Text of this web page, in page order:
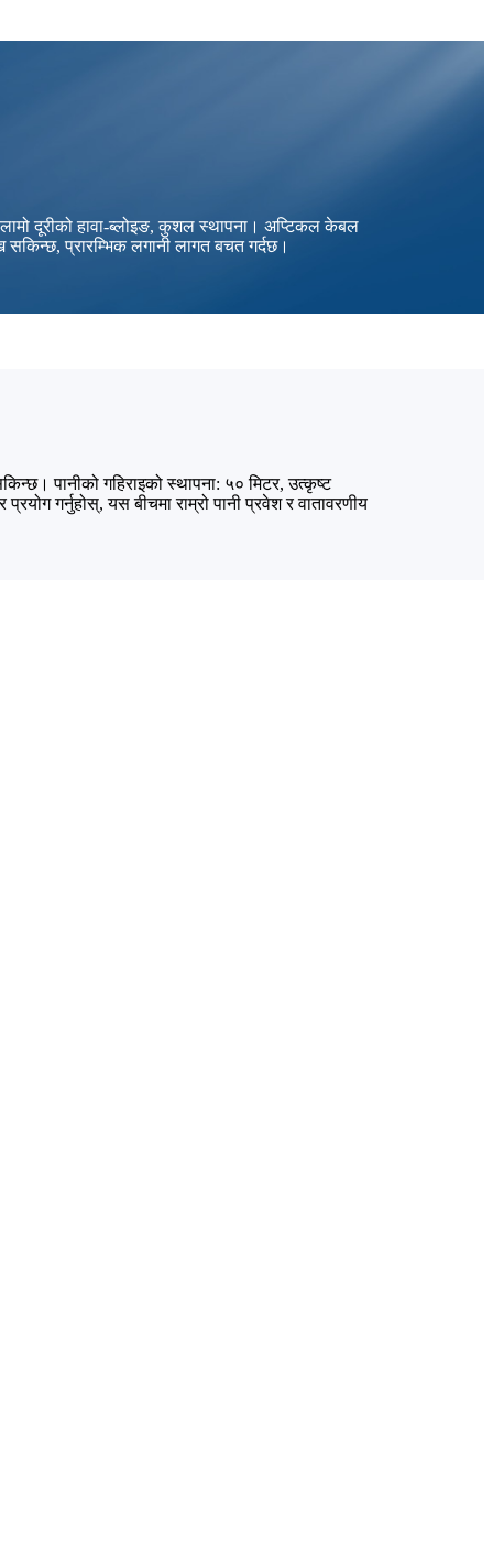
दूरीको हावा-ब्लोइङ, कुशल स्थापना। अप्टिकल केबल
प्रारम्भिक लगानी लागत बचत गर्दछ।
पानीको गहिराइको स्थापना: ५० मिटर, उत्कृष्ट
गर्नुहोस्, यस बीचमा राम्रो पानी प्रवेश र वातावरणीय